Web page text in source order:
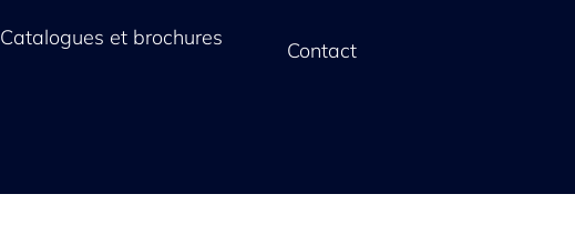
Catalogues et brochures
Contact